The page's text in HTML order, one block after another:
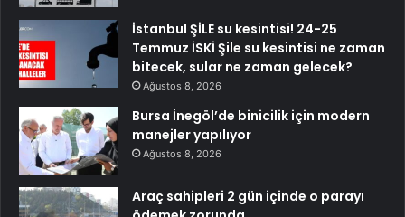
İstanbul ŞİLE su kesintisi! 24-25
Temmuz İSKİ Şile su kesintisi ne zaman
bitecek, sular ne zaman gelecek?
Ağustos 8, 2026
Bursa İnegöl’de binicilik için modern
manejler yapılıyor
Ağustos 8, 2026
Araç sahipleri 2 gün içinde o parayı